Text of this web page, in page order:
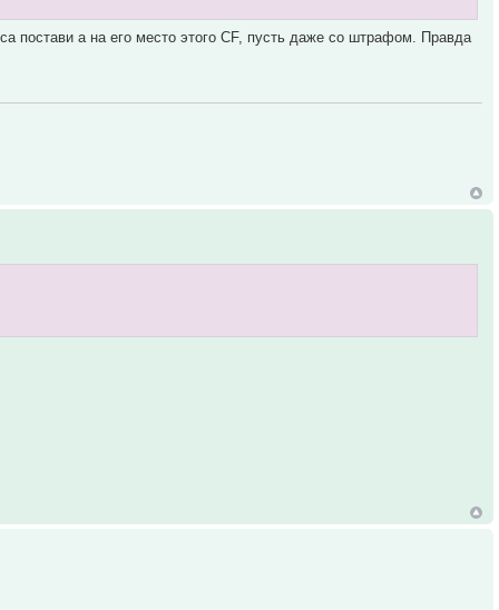
постави а на его место этого СF, пусть даже со штрафом. Правда